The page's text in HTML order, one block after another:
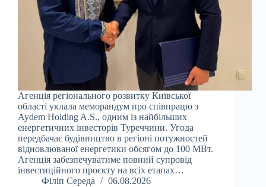
Агенція регіонального розвитку Київської
області уклала меморандум про співпрацю з
Aydem Holding A.S., одним із найбільших
енергетичних інвесторів Туреччини. Угода
передбачає будівництво в регіоні потужностей
відновлюваної енергетики обсягом до 100 МВт.
Агенція забезпечуватиме повний супровід
інвестиційного проєкту на всіх етапах…
Філіп Середа
06.08.2026